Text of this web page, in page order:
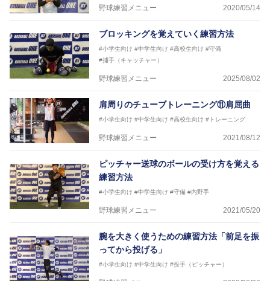
野球練習メニュー 2020/05/14
ブロッキングを覚えていく練習方法
#小学生向け #中学生向け #高校生向け #守備
#捕手（キャッチャー）
野球練習メニュー 2025/08/02
肩周りのチューブトレーニング⑪肩屈曲
#小学生向け #中学生向け #高校生向け #トレーニング
野球練習メニュー 2021/08/12
ピッチャー送球のボールの受け方を覚える
練習方法
#小学生向け #中学生向け #守備 #内野手
野球練習メニュー 2021/05/20
腕を大きく使うための練習方法「前足を振
ってから投げる」
#小学生向け #中学生向け #投手（ピッチャー）